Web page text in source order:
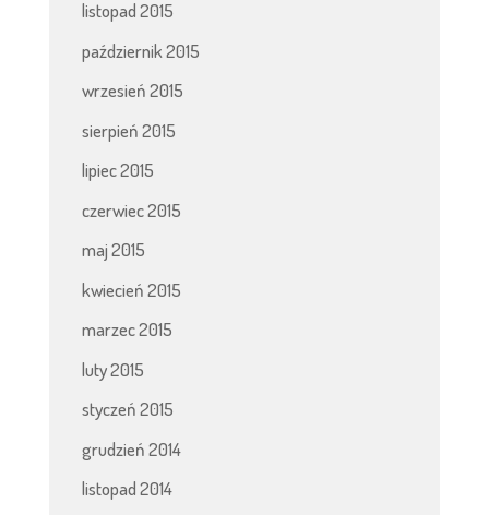
listopad 2015
październik 2015
wrzesień 2015
sierpień 2015
lipiec 2015
czerwiec 2015
maj 2015
kwiecień 2015
marzec 2015
luty 2015
styczeń 2015
grudzień 2014
listopad 2014